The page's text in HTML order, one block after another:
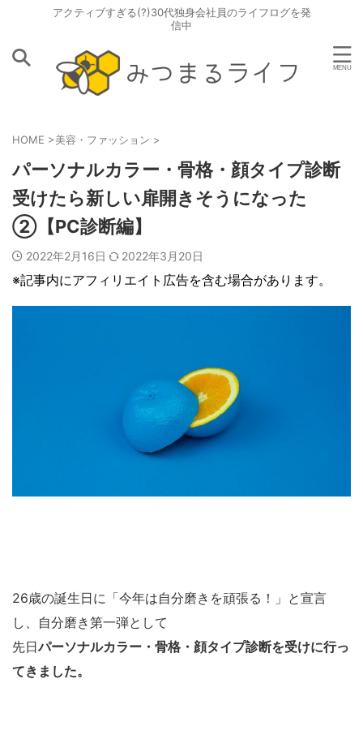
アクティブすぎる(?)30代独身会社員のライフログを発
信中
HOME >美容・ファッション >
パーソナルカラー・骨格・顔タイプ診断
受けたら新しい扉開きそうになった
②【PC診断編】
2022年2月16日 2022年3月20日
※記事内にアフィリエイト広告を含む場合があります。
26歳の誕生日に「今年は自分磨きを頑張る！」と宣言
し、自分磨き第一弾として
先日パーソナルカラー・骨格・顔タイプ診断を受けに行っ
てきました。